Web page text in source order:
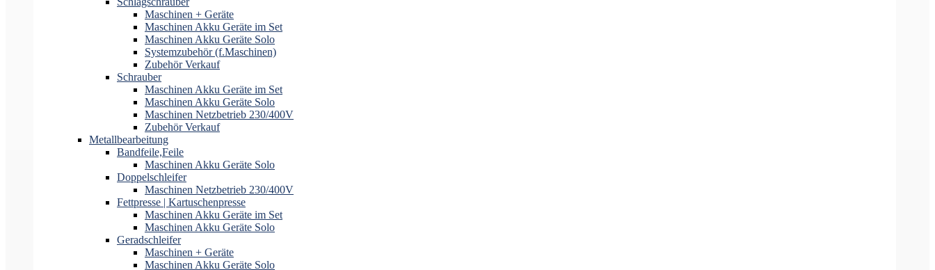
Maschinen + Geräte
Maschinen Akku Geräte im Set
Maschinen Akku Geräte Solo
Systemzubehör (f.Maschinen)
Zubehör Verkauf
Schrauber
Maschinen Akku Geräte im Set
Maschinen Akku Geräte Solo
Maschinen Netzbetrieb 230/400V
Zubehör Verkauf
Metallbearbeitung
Bandfeile,Feile
Maschinen Akku Geräte Solo
Doppelschleifer
Maschinen Netzbetrieb 230/400V
Fettpresse | Kartuschenpresse
Maschinen Akku Geräte im Set
Maschinen Akku Geräte Solo
Geradschleifer
Maschinen + Geräte
Maschinen Akku Geräte Solo